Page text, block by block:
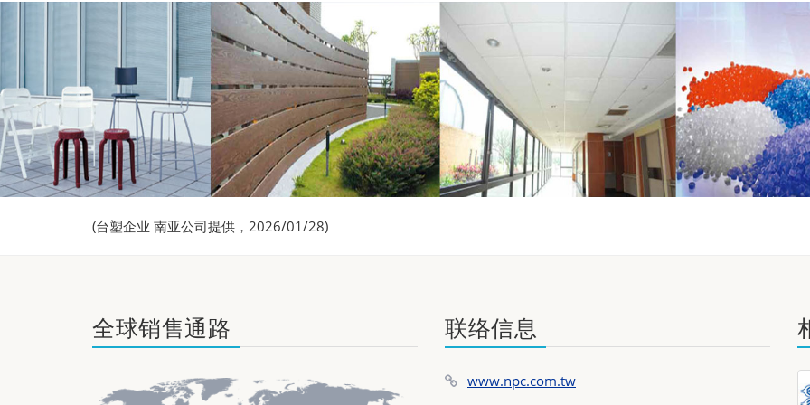
(台塑企业 南亚公司提供，2026/01/28)
全球销售通路 联络信息
www.npc.com.tw